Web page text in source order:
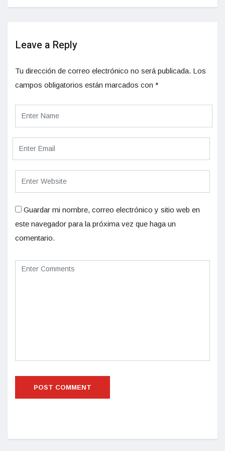
Leave a Reply
Tu dirección de correo electrónico no será publicada. Los
campos obligatorios están marcados con *
Guardar mi nombre, correo electrónico y sitio web en
este navegador para la próxima vez que haga un
comentario.